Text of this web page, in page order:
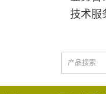
技术服